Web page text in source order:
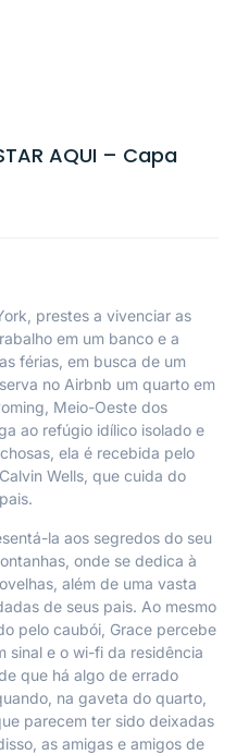
AQUI – Capa
prestes a vivenciar as
em um banco e a
férias, em busca de um
no Airbnb um quarto em
Meio-Oeste dos
ao refúgio idílico isolado e
ela é recebida pelo
Wells, que cuida do
la aos segredos do seu
onde se dedica à
além de uma vasta
de seus pais. Ao mesmo
pelo caubói, Grace percebe
sinal e o wi-fi da residência
que há algo de errado
na gaveta do quarto,
parecem ter sido deixadas
as amigas e amigos de